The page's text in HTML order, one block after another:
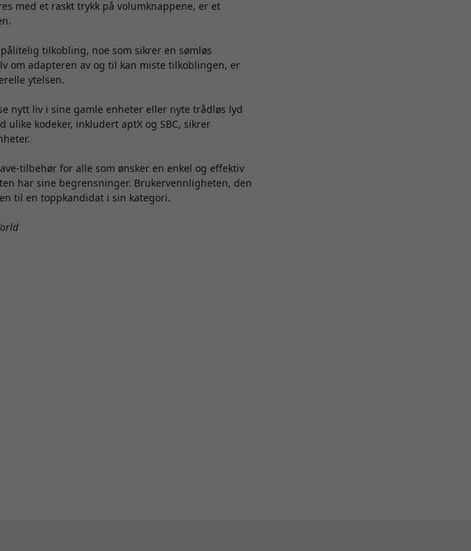
med et raskt trykk på volumknappene, er et
tilkobling, noe som sikrer en sømløs
om adapteren av og til kan miste tilkoblingen, er
ytelsen.
nytt liv i sine gamle enheter eller nyte trådløs lyd
ulike kodeker, inkludert aptX og SBC, sikrer
tilbehør for alle som ønsker en enkel og effektiv
har sine begrensninger. Brukervennligheten, den
til en toppkandidat i sin kategori.